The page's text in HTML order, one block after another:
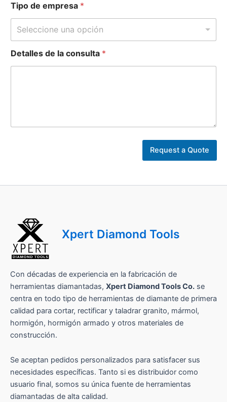
Tipo de empresa *
Seleccione una opción
t
e
r
Detalles de la consulta *
Request a Quote
Xpert Diamond Tools
Con décadas de experiencia en la fabricación de
herramientas diamantadas, Xpert Diamond Tools Co. se
centra en todo tipo de herramientas de diamante de primera
calidad para cortar, rectificar y taladrar granito, mármol,
hormigón, hormigón armado y otros materiales de
construcción.
Se aceptan pedidos personalizados para satisfacer sus
necesidades específicas. Tanto si es distribuidor como
usuario final, somos su única fuente de herramientas
diamantadas de alta calidad.